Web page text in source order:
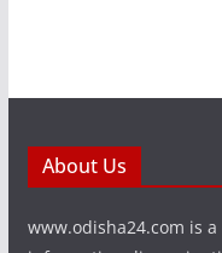
About Us
www.odisha24.com is